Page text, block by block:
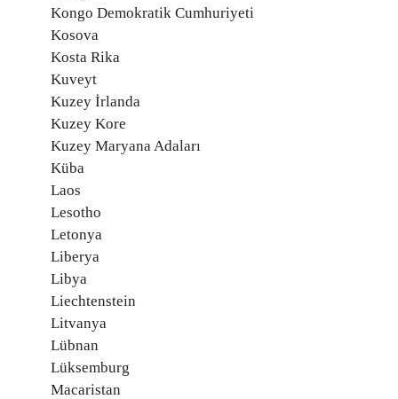
Kongo Demokratik Cumhuriyeti
Kosova
Kosta Rika
Kuveyt
Kuzey İrlanda
Kuzey Kore
Kuzey Maryana Adaları
Küba
Laos
Lesotho
Letonya
Liberya
Libya
Liechtenstein
Litvanya
Lübnan
Lüksemburg
Macaristan